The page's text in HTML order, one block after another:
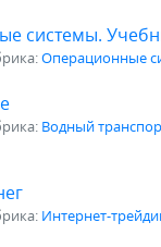
системы.
Операционные
Водный
Интернет-